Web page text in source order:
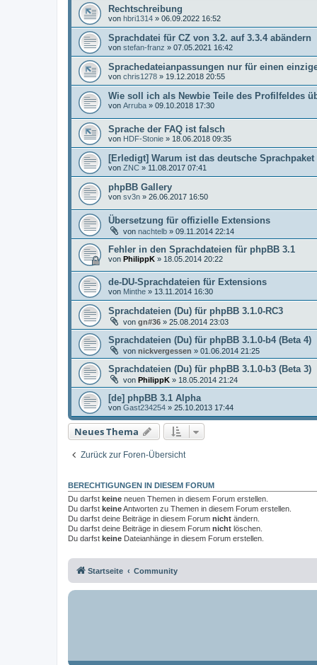
Rechtschreibung
von hbri1314 » 06.09.2022 16:52
Sprachdatei für CZ von 3.2. auf 3.3.4 abändern
von stefan-franz » 07.05.2021 16:42
Sprachedateianpassungen nur für einen
von chris1278 » 19.12.2018 20:55
Wie soll ich als Newbie Teile des Profilfeldes
von Arruba » 09.10.2018 17:30
Sprache der FAQ ist falsch
von HDF-Stonie » 18.06.2018 09:35
[Erledigt] Warum ist das deutsche
von ZNC » 11.08.2017 07:41
phpBB Gallery
von sv3n » 26.06.2017 16:50
Übersetzung für offizielle Extensions
von nachtelb » 09.11.2014 22:14
Fehler in den Sprachdateien für phpBB 3.1
von PhilippK » 18.05.2014 20:22
de-DU-Sprachdateien für Extensions
von Minthe » 13.11.2014 16:30
Sprachdateien (Du) für phpBB 3.1.0-RC3
von gn#36 » 25.08.2014 23:03
Sprachdateien (Du) für phpBB 3.1.0-b4 (Beta 4)
von nickvergessen » 01.06.2014 21:25
Sprachdateien (Du) für phpBB 3.1.0-b3 (Beta 3)
von PhilippK » 18.05.2014 21:24
[de] phpBB 3.1 Alpha
von Gast234254 » 25.10.2013 17:44
Neues Thema
Zurück zur Foren-Übersicht
BERECHTIGUNGEN IN DIESEM FORUM
Du darfst keine neuen Themen in diesem Forum erstellen.
Du darfst keineAntworten zu Themen in diesem Forum erstellen.
Du darfst deine Beiträge in diesem Forum nicht ändern.
Du darfst deine Beiträge in diesem Forum nicht löschen.
Du darfst keine Dateianhänge in diesem Forum erstellen.
Startseite Community